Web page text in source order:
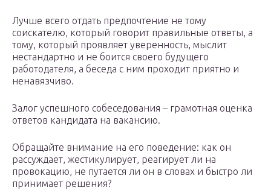
Лучше всего отдать предпочтение не тому
соискателю, который говорит правильные ответы, а
тому, который проявляет уверенность, мыслит
нестандартно и не боится своего будущего
работодателя, а беседа с ним проходит приятно и
ненавязчиво.
Залог успешного собеседования – грамотная оценка
ответов кандидата на вакансию.
Обращайте внимание на его поведение: как он
рассуждает, жестикулирует, реагирует ли на
провокацию, не путается ли он в словах и быстро ли
принимает решения?